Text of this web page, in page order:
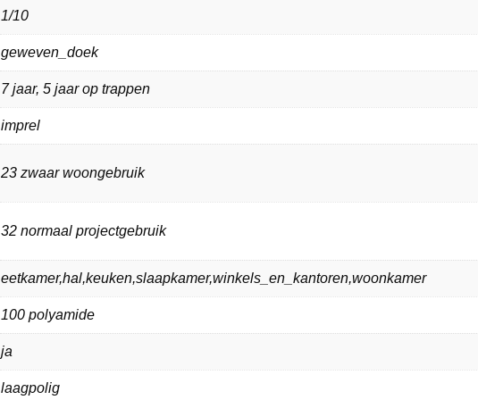
1/10
geweven_doek
7 jaar, 5 jaar op trappen
imprel
23 zwaar woongebruik
32 normaal projectgebruik
eetkamer,hal,keuken,slaapkamer,winkels_en_kantoren,woonkamer
100 polyamide
ja
laagpolig